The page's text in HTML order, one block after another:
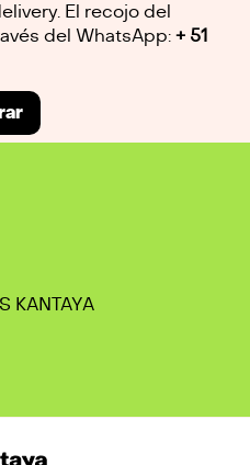
El recojo del
del WhatsApp: + 51
KANTAYA